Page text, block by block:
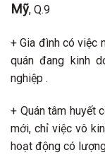
Mỹ, Q.9
+ Gia đình có việc
quán đang kinh
nghiệp .
+ Quán tâm huyết
mới, chỉ việc vô
hoạt động có